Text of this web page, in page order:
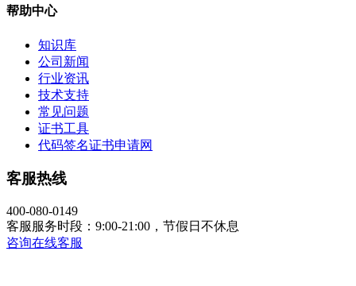
帮助中心
知识库
公司新闻
行业资讯
技术支持
常见问题
证书工具
代码签名证书申请网
客服热线
400-080-0149
客服服务时段：9:00-21:00，节假日不休息
咨询在线客服